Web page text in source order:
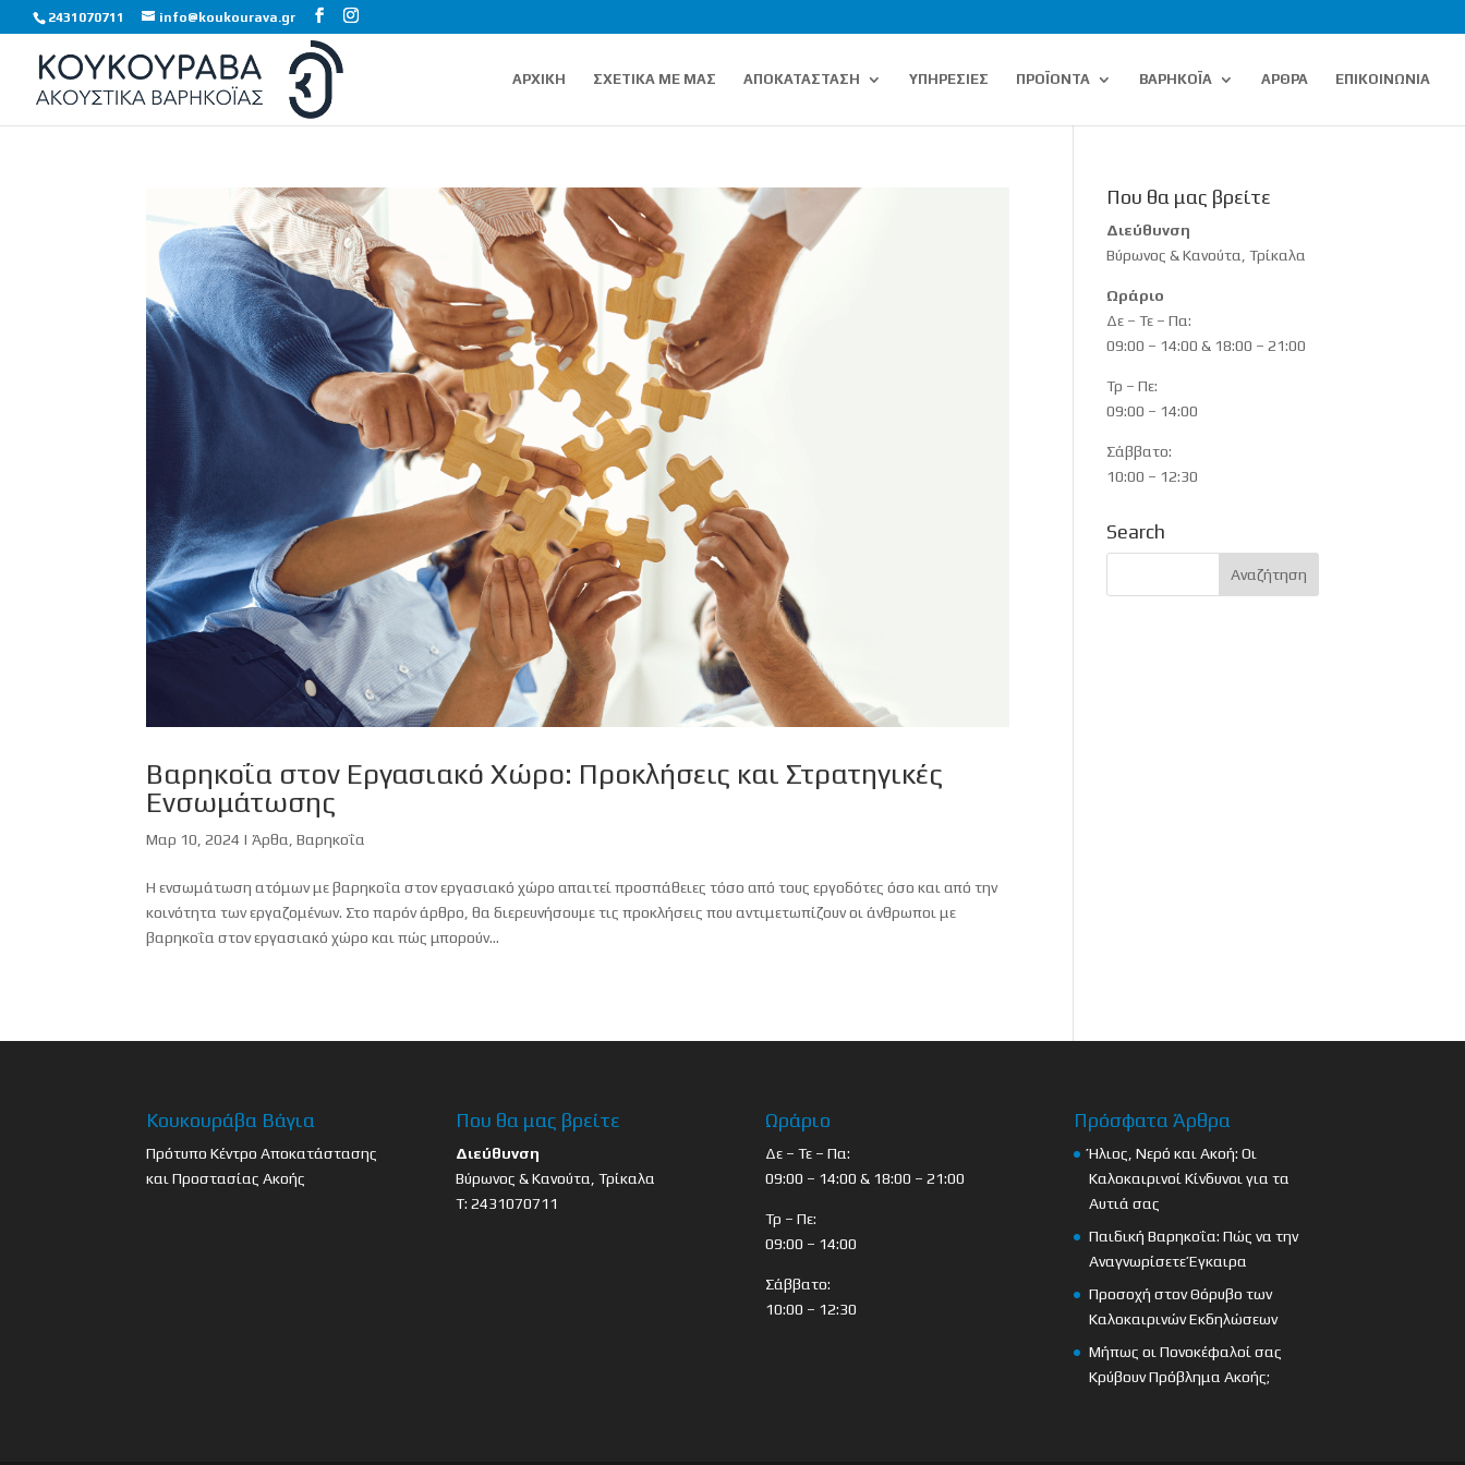
2431070711 info@koukourava.gr
ΑΡΧΙΚΗ ΣΧΕΤΙΚΑ ΜΕ ΜΑΣ ΑΠΟΚΑΤΑΣΤΑΣΗ ΥΠΗΡΕΣΙΕΣ ΠΡΟΪΟΝΤΑ ΒΑΡΗΚΟΪΑ ΑΡΘΡΑ ΕΠΙΚΟΙΝΩΝΙΑ
Βαρηκοΐα στον Εργασιακό Χώρο: Προκλήσεις και Στρατηγικές
Ενσωμάτωσης
Μαρ 10, 2024 |Άρθα ,Βαρηκοΐα
Η ενσωμάτωση ατόμων με βαρηκοΐα στον εργασιακό χώρο απαιτεί προσπάθειες τόσο από τους εργοδότες όσο και από την
κοινότητα των εργαζομένων. Στο παρόν άρθρο, θα διερευνήσουμε τις προκλήσεις που αντιμετωπίζουν οι άνθρωποι με
βαρηκοΐα στον εργασιακό χώρο και πώς μπορούν...
Που θα μας βρείτε
Διεύθυνση
Βύρωνος & Κανούτα, Τρίκαλα
Ωράριο
Δε – Τε – Πα:
09:00 – 14:00 & 18:00 – 21:00
Τρ – Πε:
09:00 – 14:00
Σάββατο:
10:00 – 12:30
Search
Κουκουράβα Βάγια
Πρότυπο Κέντρο Αποκατάστασης
και Προστασίας Ακοής
Που θα μας βρείτε
Διεύθυνση
Βύρωνος & Κανούτα, Τρίκαλα
Τ: 2431070711
Ωράριο
Δε – Τε – Πα:
09:00 – 14:00 & 18:00 – 21:00
Τρ – Πε:
09:00 – 14:00
Σάββατο:
10:00 – 12:30
Πρόσφατα Άρθρα
Ήλιος, Νερό και Ακοή: Οι
Καλοκαιρινοί Κίνδυνοι για τα
Αυτιά σας
Παιδική Βαρηκοΐα: Πώς να την
Αναγνωρίσετε Έγκαιρα
Προσοχή στον Θόρυβο των
Καλοκαιρινών Εκδηλώσεων
Μήπως οι Πονοκέφαλοί σας
Κρύβουν Πρόβλημα Ακοής;